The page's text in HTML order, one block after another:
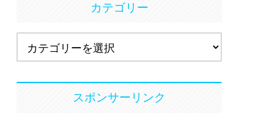
カテゴリー
スポンサーリンク